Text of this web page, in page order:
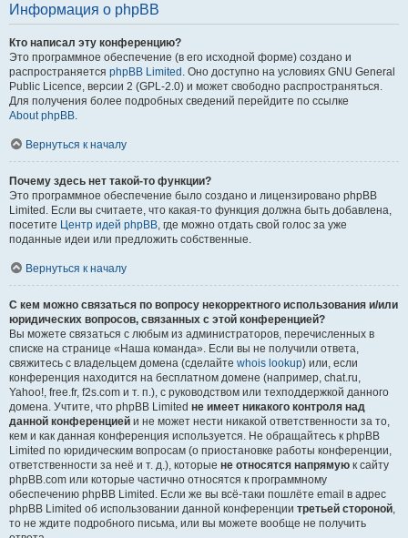
Информация о phpBB
Кто написал эту конференцию?
Это программное обеспечение (в его исходной форме) создано и
распространяется phpBB Limited . Оно доступно на условиях GNU General
Public Licence, версии 2 (GPL-2.0) и может свободно распространяться.
Для получения более подробных сведений перейдите по ссылке
About phpBB.
Вернуться к началу
Почему здесь нет такой-то функции?
Это программное обеспечение было создано и лицензировано phpBB
Limited. Если вы считаете, что какая-то функция должна быть добавлена,
посетите Центр идей phpBB, где можно отдать свой голос за уже
поданные идеи или предложить собственные.
Вернуться к началу
С кем можно связаться по вопросу некорректного использования и/или
юридических вопросов, связанных с этой конференцией?
Вы можете связаться с любым из администраторов, перечисленных в
списке на странице «Наша команда». Если вы не получили ответа,
свяжитесь с владельцем домена (сделайте whois lookup) или, если
конференция находится на бесплатном домене (например, chat.ru,
Yahoo!, free.fr, f2s.com и т. п.), с руководством или техподдержкой данного
домена. Учтите, что phpBB Limited не имеет никакого контроля над
данной конференцией и не может нести никакой ответственности за то,
кем и как данная конференция используется. Не обращайтесь к phpBB
Limited по юридическим вопросам (о приостановке работы конференции,
ответственности за неё и т. д.), которые не относятся напрямую к сайту
phpBB.com или которые частично относятся к программному
обеспечению phpBB Limited. Если же вы всё-таки пошлёте email в адрес
phpBB Limited об использовании данной конференции третьей стороной,
то не ждите подробного письма, или вы можете вообще не получить